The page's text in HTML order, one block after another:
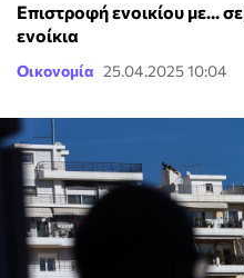
Επιστροφή ενοικίου με...
ενοίκια
Οικονομία 25.04.2025 10:04